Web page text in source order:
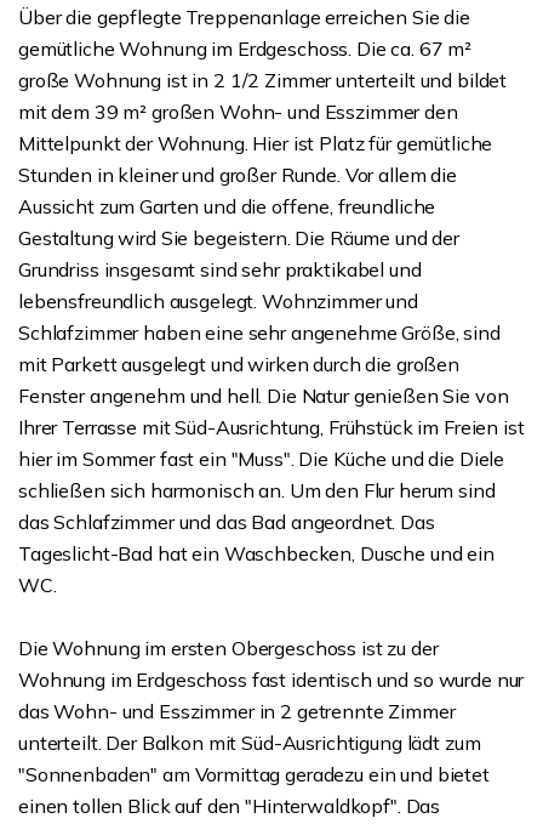
Über die gepflegte Treppenanlage erreichen Sie die
gemütliche Wohnung im Erdgeschoss. Die ca. 67 m²
große Wohnung ist in 2 1/2 Zimmer unterteilt und bildet
mit dem 39 m² großen Wohn- und Esszimmer den
Mittelpunkt der Wohnung. Hier ist Platz für gemütliche
Stunden in kleiner und großer Runde. Vor allem die
Aussicht zum Garten und die offene, freundliche
Gestaltung wird Sie begeistern. Die Räume und der
Grundriss insgesamt sind sehr praktikabel und
lebensfreundlich ausgelegt. Wohnzimmer und
Schlafzimmer haben eine sehr angenehme Größe, sind
mit Parkett ausgelegt und wirken durch die großen
Fenster angenehm und hell. Die Natur genießen Sie von
Ihrer Terrasse mit Süd-Ausrichtung, Frühstück im Freien ist
hier im Sommer fast ein "Muss". Die Küche und die Diele
schließen sich harmonisch an. Um den Flur herum sind
das Schlafzimmer und das Bad angeordnet. Das
Tageslicht-Bad hat ein Waschbecken, Dusche und ein
WC.
Die Wohnung im ersten Obergeschoss ist zu der
Wohnung im Erdgeschoss fast identisch und so wurde nur
das Wohn- und Esszimmer in 2 getrennte Zimmer
unterteilt. Der Balkon mit Süd-Ausrichtigung lädt zum
"Sonnenbaden" am Vormittag geradezu ein und bietet
einen tollen Blick auf den "Hinterwaldkopf". Das